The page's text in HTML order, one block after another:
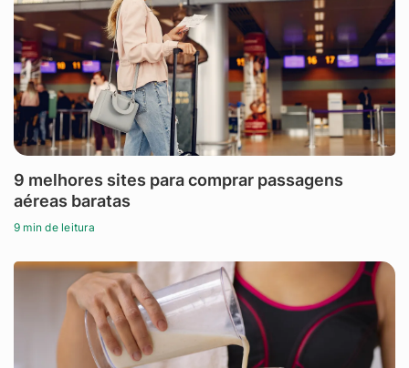
9 melhores sites para comprar passagens
aéreas baratas
9 min de leitura